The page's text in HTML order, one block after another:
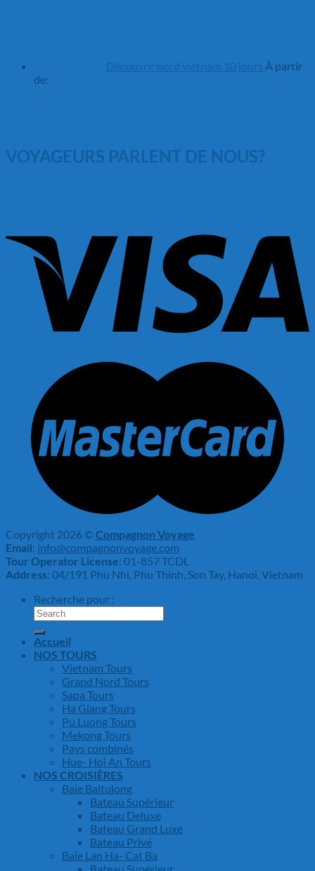
Découvrir nord vietnam 10 jours À partir
de:
VOYAGEURS PARLENT DE NOUS?
Copyright 2026 © Compagnon Voyage
Email: info@compagnonvoyage.com
Tour Operator License: 01-857 TCDL
Address: 04/191 Phu Nhi, Phu Thinh, Son Tay, Hanoi, Vietnam
Recherche pour :
Accueil
NOS TOURS
Vietnam Tours
Grand Nord Tours
Sapa Tours
Ha Giang Tours
Pu Luong Tours
Mekong Tours
Pays combinés
Hue- Hoi An Tours
NOS CROISIÈRES
Baie Baitulong
Bateau Supérieur
Bateau Deluxe
Bateau Grand Luxe
Bateau Privé
Baie Lan Ha- Cat Ba